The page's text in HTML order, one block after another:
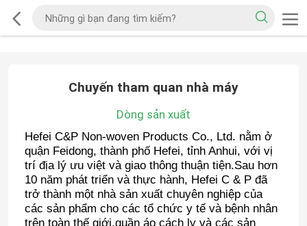
Chuyến tham quan nhà máy
Dòng sản xuất
Hefei C&P Non-woven Products Co., Ltd. nằm ở
quận Feidong, thành phố Hefei, tỉnh Anhui, với vị
trí địa lý ưu việt và giao thông thuận tiện.Sau hơn
10 năm phát triển và thực hành, Hefei C & P đã
trở thành một nhà sản xuất chuyên nghiệp của
các sản phẩm cho các tổ chức y tế và bệnh nhân
trên toàn thế giới.quần áo cách ly và các sản